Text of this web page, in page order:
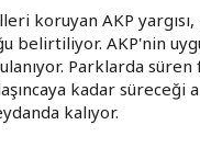
koruyan AKP
belirtiliyor. AKP'nin
Parklarda süren
kadar süreceği
kalıyor.